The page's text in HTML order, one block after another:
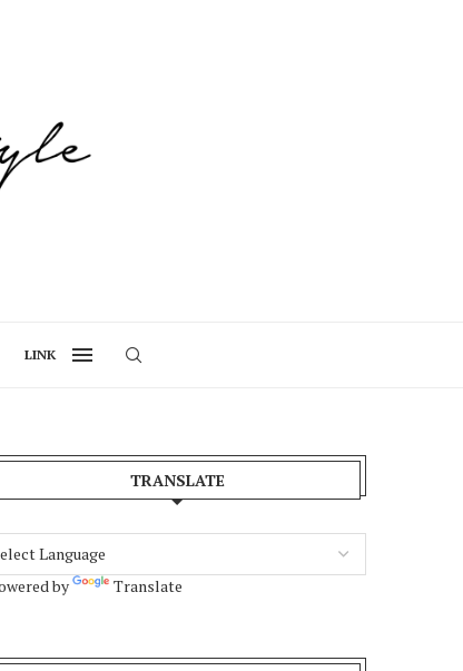
LINK
TRANSLATE
by Translate